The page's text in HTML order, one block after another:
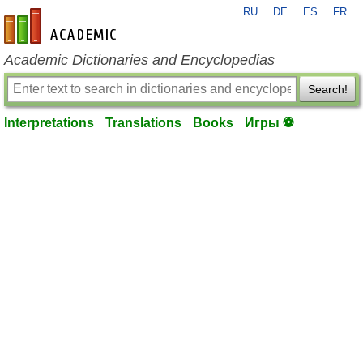
en-academic.com
RU DE ES FR
Academic Dictionaries and Encyclopedias
Search!
Interpretations Translations Books Игры ⚽